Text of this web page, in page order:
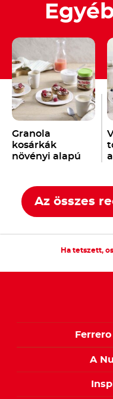
Granola
kosárkák
növényi alapú
Az összes
Ha tetszett,
A